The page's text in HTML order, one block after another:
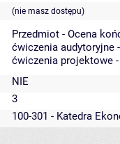
(nie masz dostępu)
Przedmiot - Ocena
ćwiczenia audytoryjne
ćwiczenia projektowe
NIE
3
100-301 - Katedra